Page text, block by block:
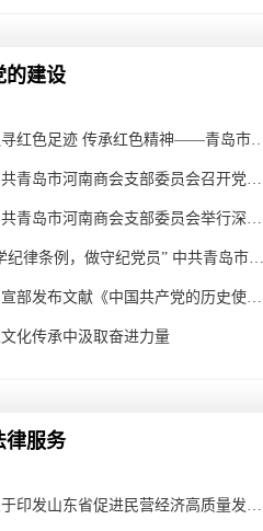
的建设
追寻红色足迹 传承红色精神——青岛市河南商会党支部开展红色研学活动
“学纪律条例，做守纪党员” 中共青岛市河南商会支部委员会组织学习贯彻《中国共产党纪律处分条例》
中宣部发布文献《中国共产党的历史使命与行动价值》
文化传承中汲取奋进力量
律服务